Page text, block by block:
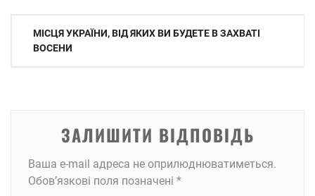
Навігація
записів
МІСЦЯ УКРАЇНИ, ВІД ЯКИХ ВИ БУДЕТЕ В ЗАХВАТІ
ВОСЕНИ
ЗАЛИШИТИ ВІДПОВІДЬ
Ваша e-mail адреса не оприлюднюватиметься.
Обов’язкові поля позначені *